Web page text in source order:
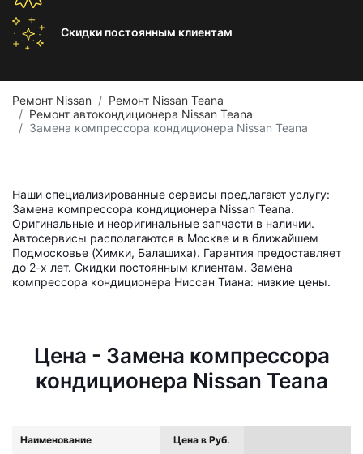
Скидки постоянным клиентам
Ремонт Nissan
Ремонт Nissan Teana
Ремонт автокондиционера Nissan Teana
Замена компрессора кондиционера Nissan Teana
Наши специализированные сервисы предлагают услугу:
Замена компрессора кондиционера Nissan Teana.
Оригинальные и неоригинальные запчасти в наличии.
Автосервисы располагаются в Москве и в ближайшем
Подмосковье (Химки, Балашиха). Гарантия предоставляет
до 2-х лет. Скидки постоянным клиентам. Замена
компрессора кондиционера Ниссан Тиана: низкие цены.
Цена - Замена компрессора
кондиционера Nissan Teana
Наименование Цена в Руб.